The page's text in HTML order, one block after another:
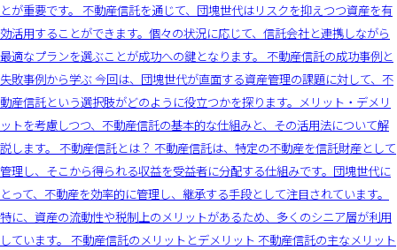
とが重要です。 不動産信託を通じて、団塊世代はリスクを抑えつつ資産を有
効活用することができます。個々の状況に応じて、信託会社と連携しながら
最適なプランを選ぶことが成功への鍵となります。 不動産信託の成功事例と
失敗事例から学ぶ 今回は、団塊世代が直面する資産管理の課題に対して、不
動産信託という選択肢がどのように役立つかを探ります。メリット・デメリ
ットを考慮しつつ、不動産信託の基本的な仕組みと、その活用法について解
説します。 不動産信託とは？ 不動産信託は、特定の不動産を信託財産として
管理し、そこから得られる収益を受益者に分配する仕組みです。団塊世代に
とって、不動産を効率的に管理し、継承する手段として注目されています。
特に、資産の流動性や税制上のメリットがあるため、多くのシニア層が利用
しています。 不動産信託のメリットとデメリット 不動産信託の主なメリット